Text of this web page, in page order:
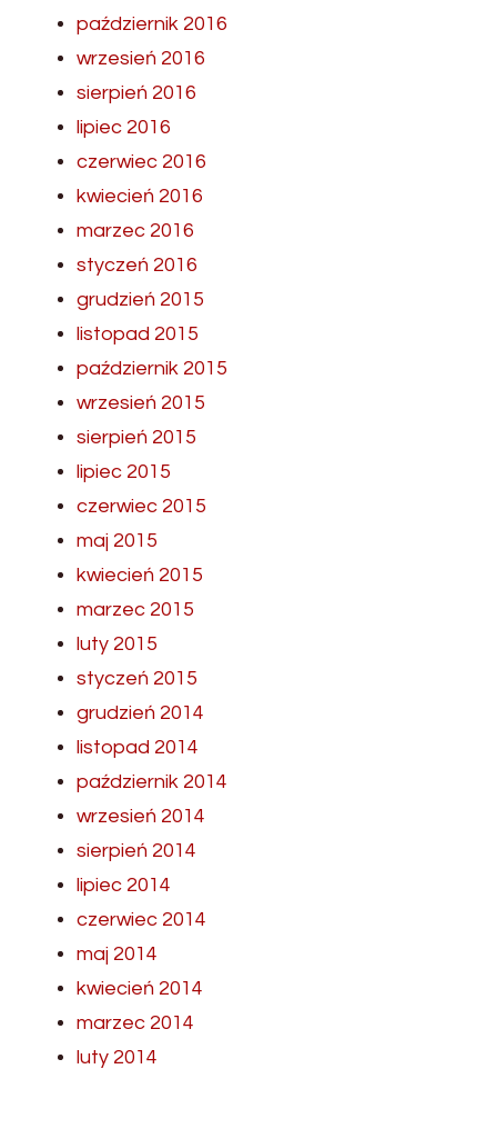
październik 2016
wrzesień 2016
sierpień 2016
lipiec 2016
czerwiec 2016
kwiecień 2016
marzec 2016
styczeń 2016
grudzień 2015
listopad 2015
październik 2015
wrzesień 2015
sierpień 2015
lipiec 2015
czerwiec 2015
maj 2015
kwiecień 2015
marzec 2015
luty 2015
styczeń 2015
grudzień 2014
listopad 2014
październik 2014
wrzesień 2014
sierpień 2014
lipiec 2014
czerwiec 2014
maj 2014
kwiecień 2014
marzec 2014
luty 2014